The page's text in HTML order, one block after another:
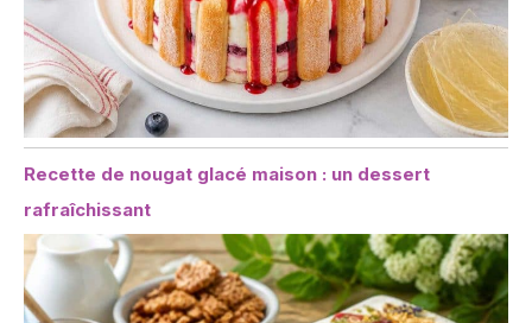
Recette de nougat glacé maison : un dessert
rafraîchissant